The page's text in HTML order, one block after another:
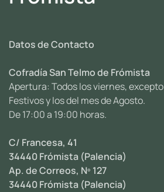
Datos de Contacto
Cofradía San Telmo de Frómista
Apertura: Todos los viernes, excepto
Festivos y los del mes de Agosto.
De 17:00 a 19:00 horas.
C/ Francesa, 41
34440 Frómista (Palencia)
Ap. de Correos, Nº 127
34440 Frómista (Palencia)